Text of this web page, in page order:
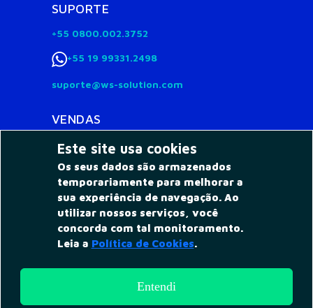
SUPORTE
+55 0800.002.3752
+55 19 99331.2498
suporte@ws-solution.com
VENDAS
+55 0800.002.3752
+55 19 99778.7828
vendas@ws-solution.com
Av. Barão de Itapura, 2323 - Ed. Saint Etienne,
conjunto 4 - Jd. Guanabara, Campinas/SP Brasil -
CEP 13073-300
Todos os direitos reservados - Cesla ® 2022
Este site usa cookies
Os seus dados são armazenados
temporariamente para melhorar a
sua experiência de navegação. Ao
utilizar nossos serviços, você
concorda com tal monitoramento.
Leia a Política de Cookies.
Entendi